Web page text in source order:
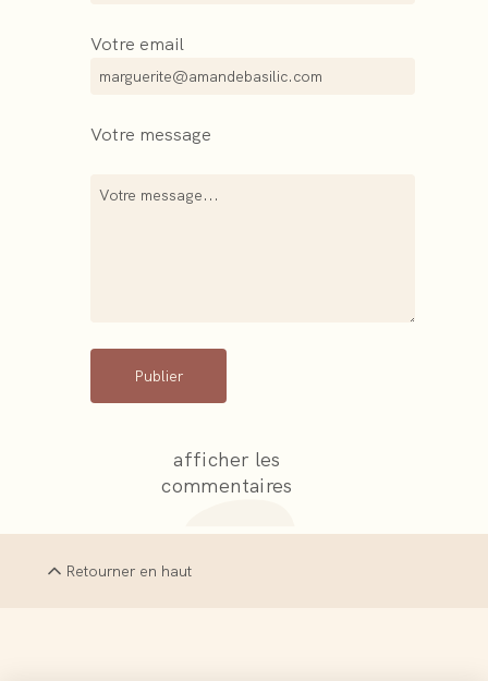
Votre email
Votre message
Publier
afficher les
commentaires
Retourner en haut